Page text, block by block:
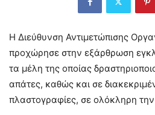
Η Διεύθυνση Αντιμετώπισης
προχώρησε στην εξάρθρωση
τα μέλη της οποίας
απάτες, καθώς και σε
πλαστογραφίες, σε ολόκληρη την